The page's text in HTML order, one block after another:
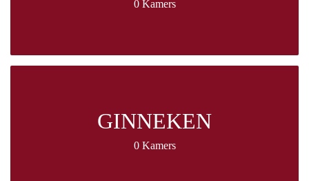
0 Kamers
GINNEKEN
0 Kamers